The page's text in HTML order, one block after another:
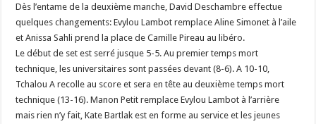
Dès l’entame de la deuxième manche, David Deschambre effectue
quelques changements: Evylou Lambot remplace Aline Simonet à l’aile
et Anissa Sahli prend la place de Camille Pireau au libéro.
Le début de set est serré jusque 5-5. Au premier temps mort
technique, les universitaires sont passées devant (8-6). A 10-10,
Tchalou A recolle au score et sera en tête au deuxième temps mort
technique (13-16). Manon Petit remplace Evylou Lambot à l’arrière
mais rien n’y fait, Kate Bartlak est en forme au service et les jeunes